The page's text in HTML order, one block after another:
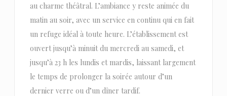
au charme théâtral. L’ambiance y reste animée du
matin au soir, avec un service en continu qui en fait
un refuge idéal à toute heure. L’établissement est
ouvert jusqu’à minuit du mercredi au samedi, et
jusqu’à 23 h les lundis et mardis, laissant largement
le temps de prolonger la soirée autour d’un
dernier verre ou d’un dîner tardif.